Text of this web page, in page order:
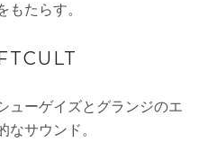
たらす。
ューゲイズとグランジのエ
なサウンド。